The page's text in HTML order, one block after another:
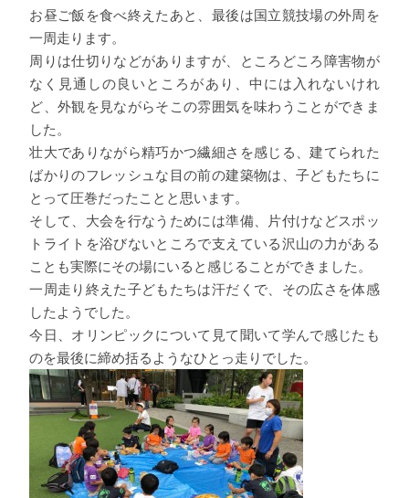
お昼ご飯を食べ終えたあと、最後は国立競技場の外周を
一周走ります。
周りは仕切りなどがありますが、ところどころ障害物が
なく見通しの良いところがあり、中には入れないけれ
ど、外観を見ながらそこの雰囲気を味わうことができま
した。
壮大でありながら精巧かつ繊細さを感じる、建てられた
ばかりのフレッシュな目の前の建築物は、子どもたちに
とって圧巻だったことと思います。
そして、大会を行なうためには準備、片付けなどスポッ
トライトを浴びないところで支えている沢山の力がある
ことも実際にその場にいると感じることができました。
一周走り終えた子どもたちは汗だくで、その広さを体感
したようでした。
今日、オリンピックについて見て聞いて学んで感じたも
のを最後に締め括るようなひとっ走りでした。